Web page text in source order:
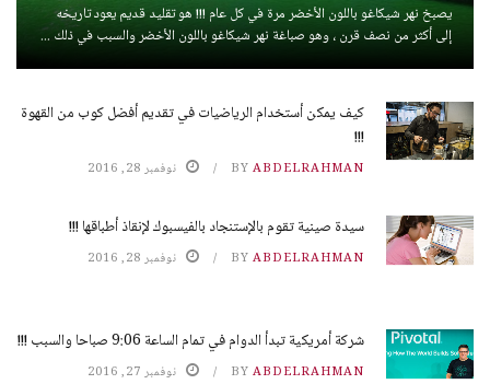
يصبخ نهر شيكاغو باللون الأخضر مرة في كل عام !!! هو تقليد قديم يعود تاريخه
إلى أكثر من نصف قرن ، وهو صباغة نهر شيكاغو باللون الأخضر والسبب في ذلك ...
كيف يمكن أستخدام الرياضيات في تقديم أفضل كوب من القهوة
!!!
BY ABDELRAHMAN نوفمبر 28, 2016
سيدة صينية تقوم بالإستنجاد بالفيسبوك لإنقاذ أطباقها !!!
BY ABDELRAHMAN نوفمبر 28, 2016
شركة أمريكية تبدأ الدوام في تمام الساعة 9:06 صباحا والسبب !!!
BY ABDELRAHMAN نوفمبر 27, 2016